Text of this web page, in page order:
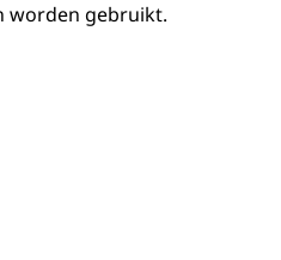
worden gebruikt.